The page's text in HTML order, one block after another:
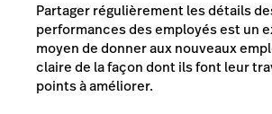
Partager régulièrement les détails
performances des employés est un
moyen de donner aux nouveaux
claire de la façon dont ils font leur
points à améliorer.